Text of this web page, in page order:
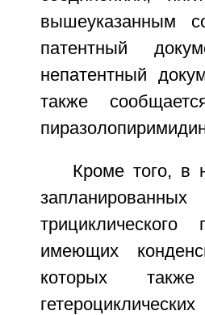
вышеуказанным
патентный
непатентный
также
Кроме того, в
имеющих
которых